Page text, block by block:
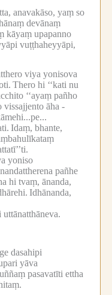
anavakāso, yaṃ so
devānaṃ
kāyaṃ upapanno
vuṭṭhaheyyāpi,
viya yonisova
Thero hi ‘‘kati nu
‘‘ayaṃ pañho
vissajjento āha -
Idaṃ, bhante,
yoniso
pañhe
hi tvaṃ, ānanda,
Idhānanda,
dasahipi
yāva
pasavatīti ettha